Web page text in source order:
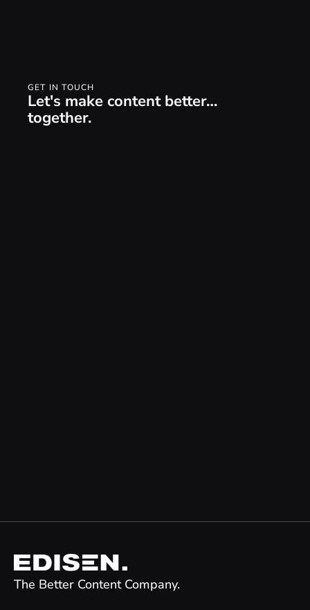
GET IN TOUCH
Let's make content better…
together.
The Better Content Company.